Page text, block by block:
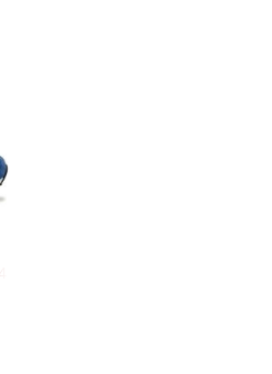
Blue Black Red синий с красным